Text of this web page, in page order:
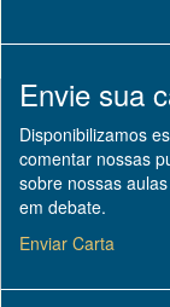
Envie sua
Disponibilizamos
comentar nossas
sobre nossas
em debate.
Enviar Carta